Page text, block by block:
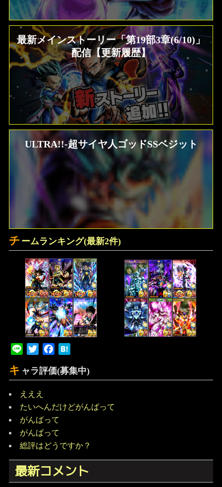
最新メインストーリー「第19部3章(6/10)」
配信【更新履歴】
ULTRA!!-超サイヤ人ゴッドSSベジット
チ ームランキング(最新2件)
Line Twitter Facebook
キ ャラ評価(募集中)
えええ
たいへんだけどがんばって
がんばって
がんばって
総評はどうですか？
最新コメント